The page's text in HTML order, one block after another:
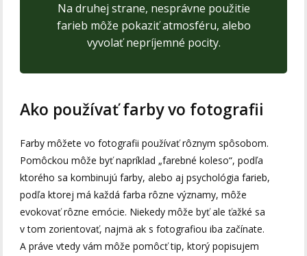
Na druhej strane, nesprávne použitie
farieb môže pokaziť atmosféru, alebo
vyvolať nepríjemné pocity.
Ako používať farby vo fotografii
Farby môžete vo fotografii používať rôznym spôsobom.
Pomôckou môže byť napríklad „farebné koleso“, podľa
ktorého sa kombinujú farby, alebo aj psychológia farieb,
podľa ktorej má každá farba rôzne významy, môže
evokovať rôzne emócie. Niekedy môže byť ale ťažké sa
v tom zorientovať, najmä ak s fotografiou iba začínate.
A práve vtedy vám môže pomôcť tip, ktorý popisujem